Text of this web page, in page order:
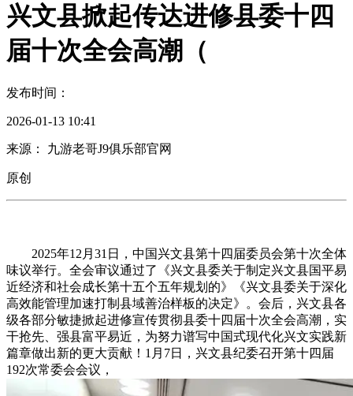
兴文县掀起传达进修县委十四
届十次全会高潮（
发布时间：
2026-01-13 10:41
来源： 九游老哥J9俱乐部官网
原创
2025年12月31日，中国兴文县第十四届委员会第十次全体
味议举行。全会审议通过了《兴文县委关于制定兴文县国平易
近经济和社会成长第十五个五年规划的》《兴文县委关于深化
高效能管理加速打制县域善治样板的决定》。会后，兴文县各
级各部分敏捷掀起进修宣传贯彻县委十四届十次全会高潮，实
干抢先、强县富平易近，为努力谱写中国式现代化兴文实践新
篇章做出新的更大贡献！1月7日，兴文县纪委召开第十四届
192次常委会会议，